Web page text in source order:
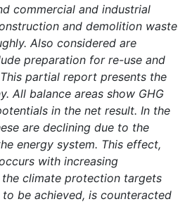
commercial and industrial
and demolition waste
Also considered are
preparation for re-use and
partial report presents the
All balance areas show GHG
in the net result. In the
are declining due to the
energy system. This effect,
with increasing
climate protection targets
be achieved, is counteracted